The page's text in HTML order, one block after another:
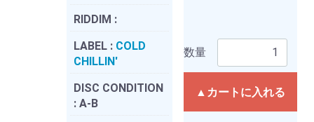
RIDDIM :
LABEL : COLD
CHILLIN'
DISC CONDITION
: A-B
数量
▲カートに入れる